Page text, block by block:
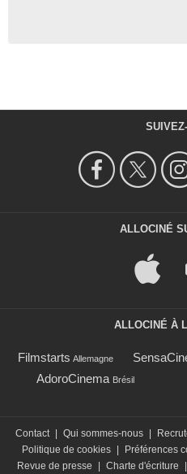
ALLOCINÉ
ALLOCINÉ À
Filmstarts Allemagne
AdoroCinema Brésil
Contact Qui sommes-nous
Politique de cookies
Préférences
Revue de presse
Charte d'écriture